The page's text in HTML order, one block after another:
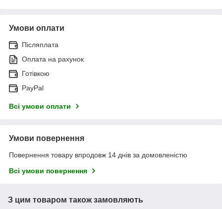
Умови оплати
Післяплата
Оплата на рахунок
Готівкою
PayPal
Всі умови оплати
Умови повернення
Повернення товару впродовж 14 днів за домовленістю
Всі умови повернення
З цим товаром також замовляють